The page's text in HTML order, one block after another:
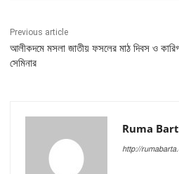
Previous article
আলীকদমে মসলা জাতীয় ফসলের মাঠ দিবস ও
সেমিনার
Ruma
http://